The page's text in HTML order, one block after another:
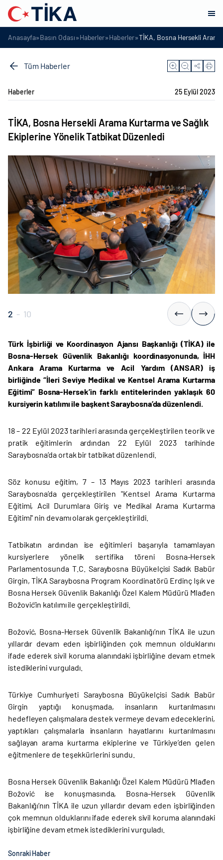
Anasayfa»Basın Odası»Haberler»Haberler»TİKA, Bosna Hersekli
Tüm Haberler
Haberler 25 Eylül 2023
TİKA, Bosna Hersekli Arama Kurtarma ve Sağlık
Ekiplerine Yönelik Tatbikat Düzenledi
2 - 10
Türk İşbirliği ve Koordinasyon Ajansı Başkanlığı (TİKA) ile
Bosna-Hersek Güvenlik Bakanlığı koordinasyonunda, İHH
Ankara Arama Kurtarma ve Acil Yardım (ANSAR) iş
birliğinde “İleri Seviye Medikal ve Kentsel Arama Kurtarma
Eğitimi” Bosna-Hersek’in farklı entitelerinden yaklaşık 60
kursiyerin katılımı ile başkent Saraybosna’da düzenlendi.
18 – 22 Eylül 2023 tarihleri arasında gerçekleştirilen teorik ve
pratik eğitimlerin ardından 22 Eylül 2023 tarihinde
Saraybosna’da ortak bir tatbikat düzenlendi.
Söz konusu eğitim, 7 – 13 Mayıs 2023 tarihleri arasında
Saraybosna’da gerçekleştirilen "Kentsel Arama Kurtarma
Eğitimi, Acil Durumlara Giriş ve Medikal Arama Kurtarma
Eğitimi" nin devamı olarak gerçekleştirildi.
Tatbikatın ardından ise eğitimleri başarıyla tamamlayan
kursiyerlere yönelik sertifika töreni Bosna-Hersek
Parlamentosunda T.C. Saraybosna Büyükelçisi Sadık Babür
Girgin, TİKA Saraybosna Program Koordinatörü Erdinç Işık ve
Bosna Hersek Güvenlik Bakanlığı Özel Kalem Müdürü Mlađen
Božović’in katılımı ile gerçekleştirildi.
Božović, Bosna-Hersek Güvenlik Bakanlığı’nın TİKA ile uzun
yıllardır devam eden işbirliğinden çok memnun olduklarını
ifade ederek sivil koruma alanındaki işbirliğine devam etmek
istediklerini vurguladı.
Türkiye Cumhuriyeti Saraybosna Büyükelçisi Sadık Babür
Girgin yaptığı konuşmada, insanların kurtarılmasını
hedefleyen çalışmalara destek vermeye devam edeceklerini,
yaptıkları çalışmalarla insanların hayatlarını kurtarılmasını
sağlayan arama kurtarma ekiplerine ve Türkiye’den gelen
eğitmenlere de teşekkürlerini sundu.
Bosna Hersek Güvenlik Bakanlığı Özel Kalem Müdürü Mlađen
Božović ise konuşmasında, Bosna-Hersek Güvenlik
Bakanlığı’nın TİKA ile uzun yıllardır devam eden işbirliğinden
çok memnun olduklarını ifade ederek sivil koruma alanındaki
işbirliğine devam etmek istediklerini vurguladı.
Sonraki Haber